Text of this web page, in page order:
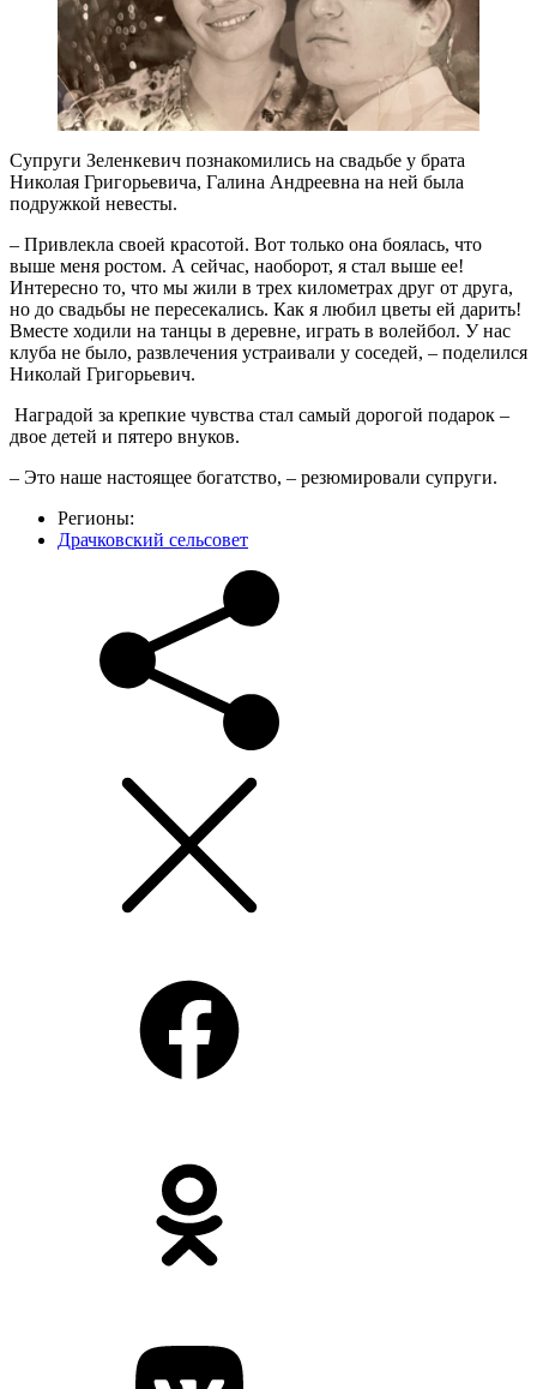
Супруги Зеленкевич познакомились на свадьбе у брата
Николая Григорьевича, Галина Андреевна на ней была
подружкой невесты.
– Привлекла своей красотой. Вот только она боялась, что
выше меня ростом. А сейчас, наоборот, я стал выше ее!
Интересно то, что мы жили в трех километрах друг от друга,
но до свадьбы не пересекались. Как я любил цветы ей дарить!
Вместе ходили на танцы в деревне, играть в волейбол. У нас
клуба не было, развлечения устраивали у соседей, – поделился
Николай Григорьевич.
Наградой за крепкие чувства стал самый дорогой подарок –
двое детей и пятеро внуков.
– Это наше настоящее богатство, – резюмировали супруги.
Регионы:
Драчковский сельсовет